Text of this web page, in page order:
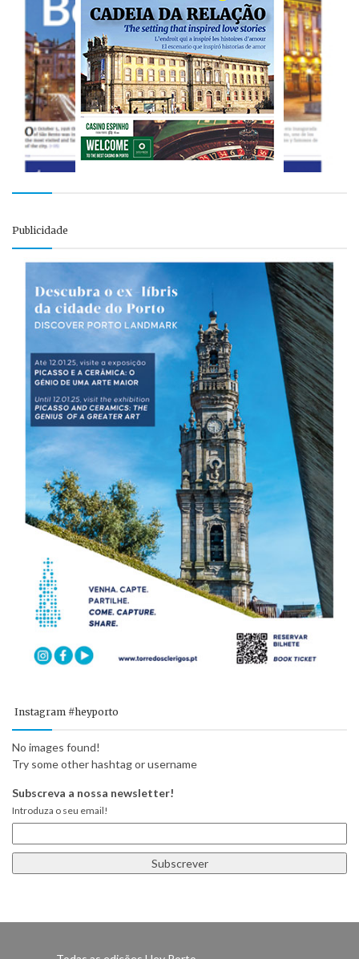
Publicidade
Instagram #heyporto
No images found!
Try some other hashtag or username
Subscreva a nossa newsletter!
Introduza o seu email!